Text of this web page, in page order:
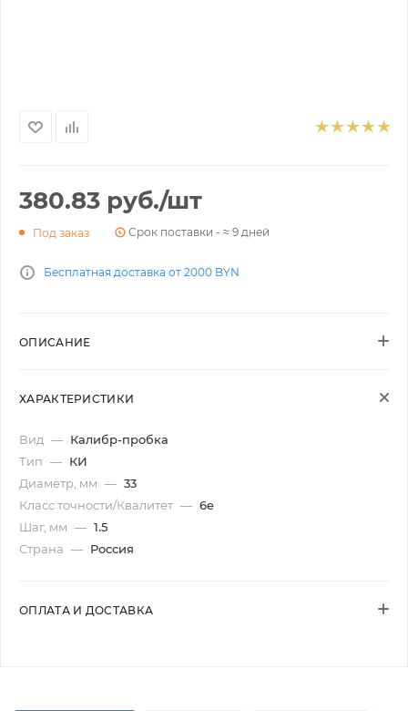
380.83 руб./шт
Под заказ Срок поставки - ≈ 9 дней
Бесплатная доставка от 2000 BYN
ОПИСАНИЕ
ХАРАКТЕРИСТИКИ
Вид — Калибр-пробка
Тип — КИ
Диаметр, мм — 33
Класс точности/Квалитет — 6e
Шаг, мм — 1.5
Страна — Россия
ОПЛАТА И ДОСТАВКА